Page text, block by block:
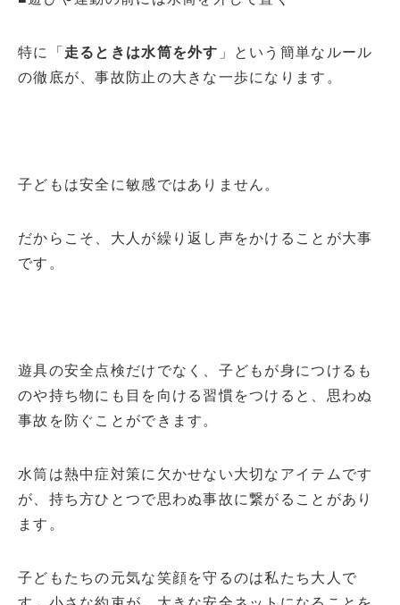
特に「 走るときは水筒を外す 」という簡単なルール
の徹底が、事故防止の大きな一歩になります。
子どもは安全に敏感ではありません。
だからこそ、大人が繰り返し声をかけることが大事
です。
遊具の安全点検だけでなく、子どもが身につけるも
のや持ち物にも目を向ける習慣をつけると、思わぬ
事故を防ぐことができます。
水筒は熱中症対策に欠かせない大切なアイテムです
が、持ち方ひとつで思わぬ事故に繋がることがあり
ます。
子どもたちの元気な笑顔を守るのは私たち大人で